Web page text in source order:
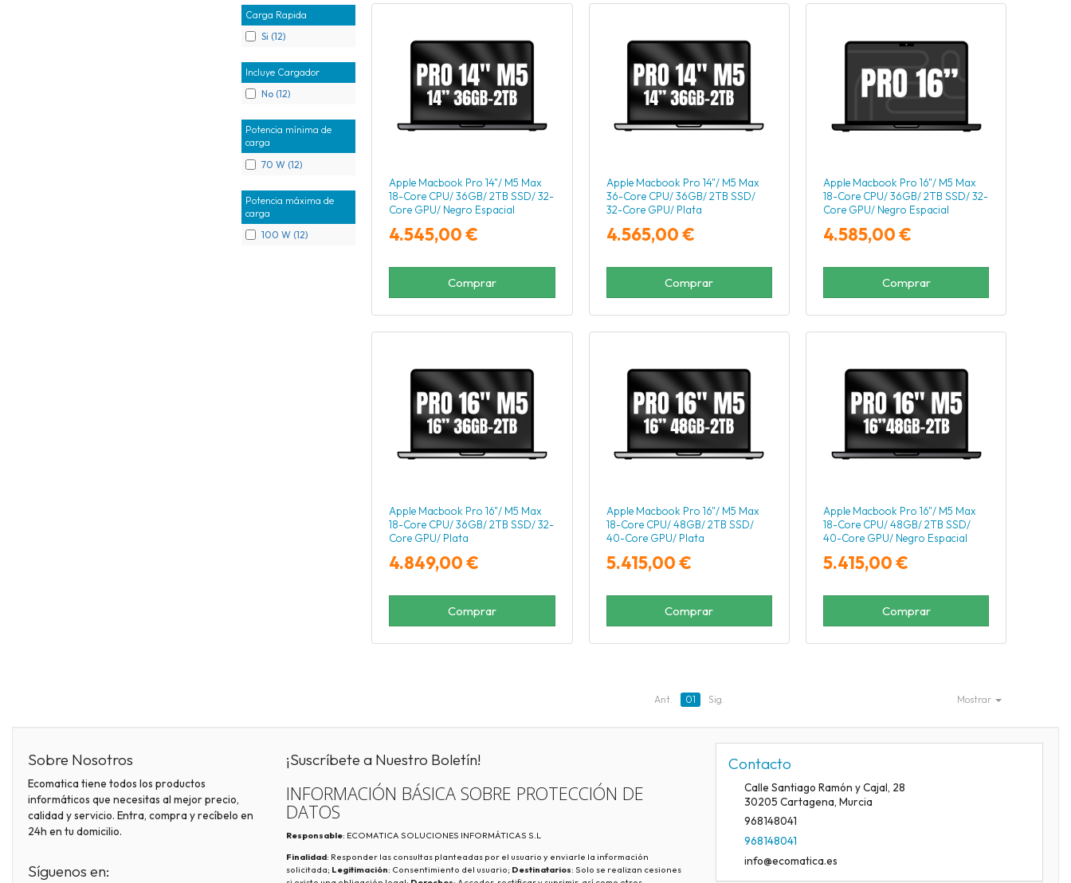
Carga Rapida
Si (12)
Incluye Cargador
No (12)
Potencia mínima de
carga
70 W (12)
Potencia máxima de
carga
100 W (12)
Apple Macbook Pro 14"/ M5 Max
18-Core CPU/ 36GB/ 2TB SSD/ 32-
Core GPU/ Negro Espacial
4.545,00 €
Comprar
Apple Macbook Pro 14"/ M5 Max
36-Core CPU/ 36GB/ 2TB SSD/
32-Core GPU/ Plata
4.565,00 €
Comprar
Apple Macbook Pro 16"/ M5 Max
18-Core CPU/ 36GB/ 2TB SSD/ 32-
Core GPU/ Negro Espacial
4.585,00 €
Comprar
Apple Macbook Pro 16"/ M5 Max
18-Core CPU/ 36GB/ 2TB SSD/ 32-
Core GPU/ Plata
4.849,00 €
Comprar
Apple Macbook Pro 16"/ M5 Max
18-Core CPU/ 48GB/ 2TB SSD/
40-Core GPU/ Plata
5.415,00 €
Comprar
Apple Macbook Pro 16"/ M5 Max
18-Core CPU/ 48GB/ 2TB SSD/
40-Core GPU/ Negro Espacial
5.415,00 €
Comprar
Ant. 01 Sig. Mostrar
Sobre Nosotros
Ecomatica tiene todos los productos
informáticos que necesitas al mejor precio,
calidad y servicio. Entra, compra y recíbelo en
24h en tu domicilio.
Síguenos en:
¡Suscríbete a Nuestro Boletín!
INFORMACIÓN BÁSICA SOBRE PROTECCIÓN DE
DATOS
Responsable: ECOMATICA SOLUCIONES INFORMÁTICAS S.L
Finalidad: Responder las consultas planteadas por el usuario y enviarle la información
solicitada; Legitimación: Consentimiento del usuario; Destinatarios: Solo se realizan cesiones
Contacto
Calle Santiago Ramón y Cajal, 28
30205 Cartagena, Murcia
968148041
968148041
info@ecomatica.es